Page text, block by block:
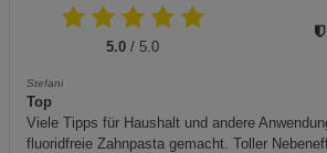
5.0 / 5.0
Stefani
Top
Viele Tipps für Haushalt und andere
fluoridfreie Zahnpasta gemacht. Toller